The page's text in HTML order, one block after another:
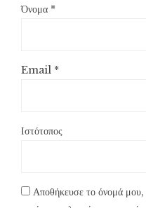
Όνομα *
Email *
Ιστότοπος
Αποθήκευσε το όνομά